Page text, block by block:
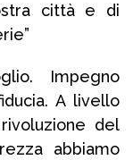
città e di
Impegno
A livello
del
abbiamo